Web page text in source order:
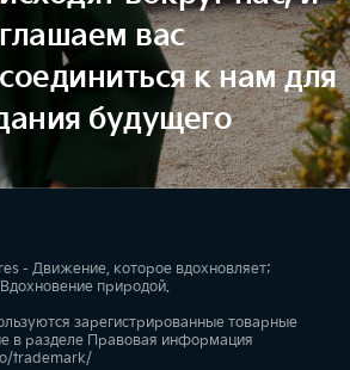
вас
к нам для
будущего
- Движение, которое вдохновляет;
природой.
зарегистрированные товарные
в разделе Правовая информация
trademark/